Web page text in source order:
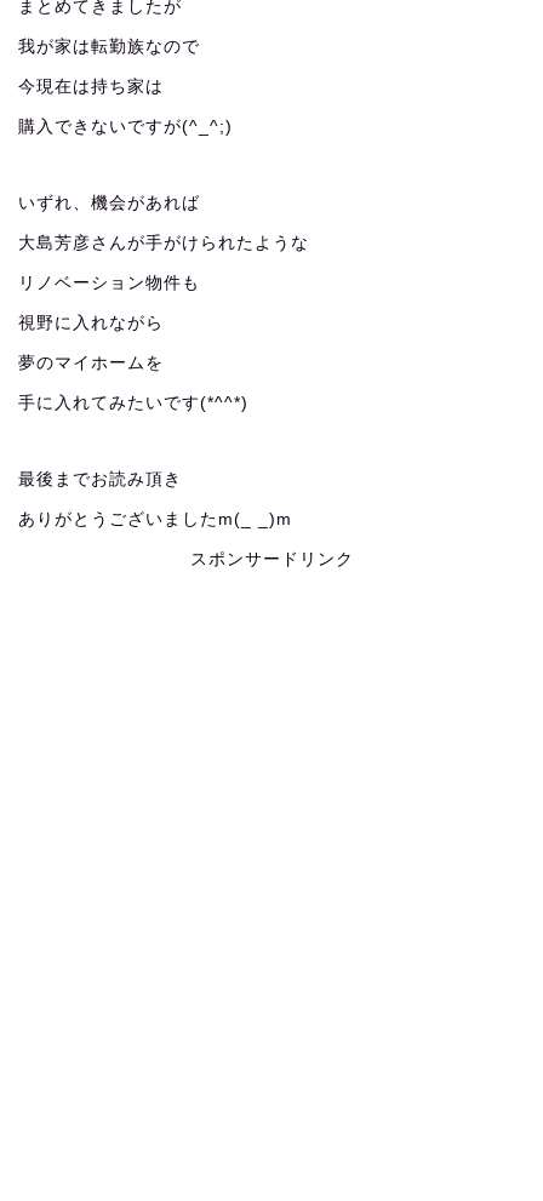
まとめてきましたが
我が家は転勤族なので
今現在は持ち家は
購入できないですが(^_^;)
いずれ、機会があれば
大島芳彦さんが手がけられたような
リノベーション物件も
視野に入れながら
夢のマイホームを
手に入れてみたいです(*^^*)
最後までお読み頂き
ありがとうございましたm(_ _)m
スポンサードリンク